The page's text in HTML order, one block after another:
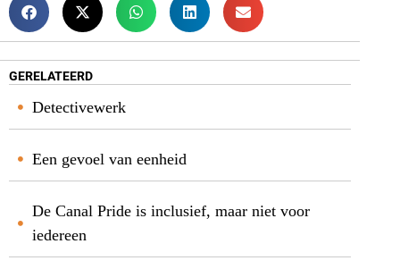
GERELATEERD
Detectivewerk
Een gevoel van eenheid
De Canal Pride is inclusief, maar niet voor
iedereen